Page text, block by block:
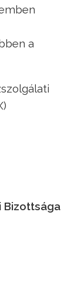
a
Bizottsága